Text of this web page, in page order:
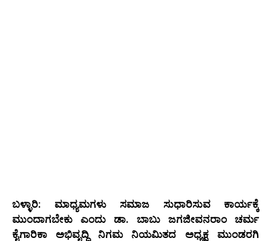
ಬಳ್ಳಾರಿ: ಮಾಧ್ಯಮಗಳು ಸಮಾಜ ಸುಧಾರಿಸುವ ಕಾರ್ಯಕ್ಕೆ
ಮುಂದಾಗಬೇಕು ಎಂದು ಡಾ. ಬಾಬು ಜಗಜೀವನರಾಂ ಚರ್ಮ
ಕೈಗಾರಿಕಾ ಅಭಿವೃದ್ಧಿ ನಿಗಮ ನಿಯಮಿತದ ಅಧ್ಯಕ್ಷ ಮುಂಡರಗಿ